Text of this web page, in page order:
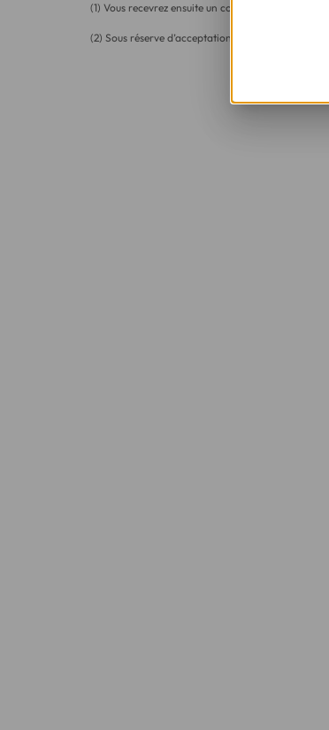
(1) Vous recevrez ensuite un contrat pré-rempli
(2) Sous réserve d’acceptation de votre dossier et